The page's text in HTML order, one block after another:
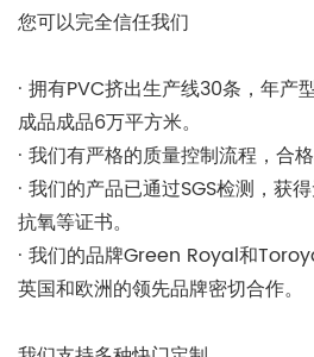
您可以完全信任我们
· 拥有PVC挤出生产线30条，年产
成品成品6万平方米。
· 我们有严格的质量控制流程，合格
· 我们的产品已通过SGS检测，获
抗氧等证书。
· 我们的品牌Green Royal和
英国和欧洲的领先品牌密切合作。